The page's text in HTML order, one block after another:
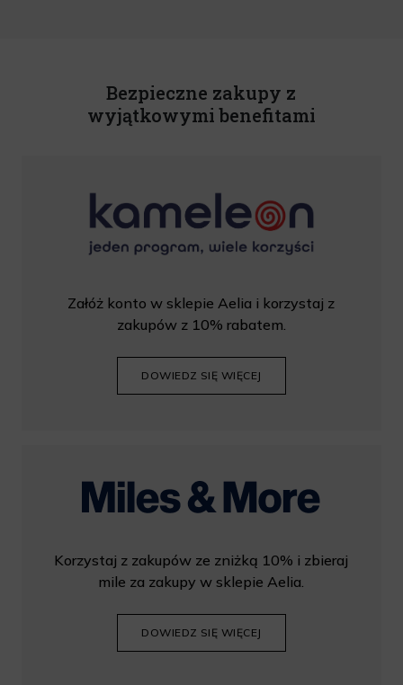
Bezpieczne zakupy z
wyjątkowymi benefitami
Załóż konto w sklepie Aelia i korzystaj z
zakupów z 10% rabatem.
DOWIEDZ SIĘ WIĘCEJ
Korzystaj z zakupów ze zniżką 10% i zbieraj
mile za zakupy w sklepie Aelia.
DOWIEDZ SIĘ WIĘCEJ